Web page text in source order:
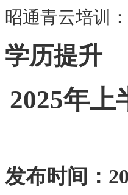
昭通青云培训
学历提升
2025年上
发布时间：